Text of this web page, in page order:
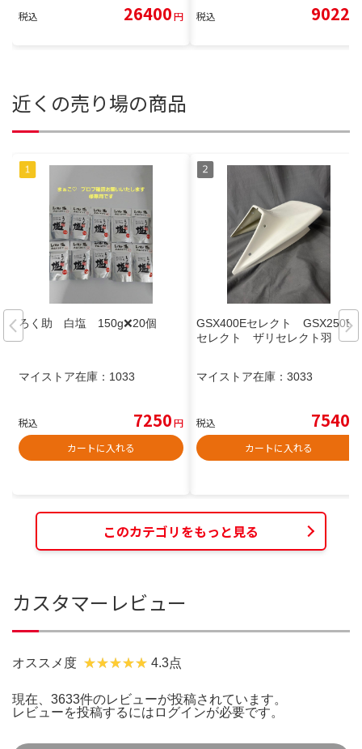
税込 26400円 税込 9022
近くの売り場の商品
ろく助 白塩 150g❌20個
マイストア在庫： 1033
税込 7250円
カートに入れる
GSX400Eセレクト GSX250E
セレクト ザリセレクト羽
マイストア在庫： 3033
税込 7540
カートに入れる
このカテゴリをもっと見る
カスタマーレビュー
オススメ度 4.3点
現在、3633件のレビューが投稿されています。
レビューを投稿するには ログインが必要です。